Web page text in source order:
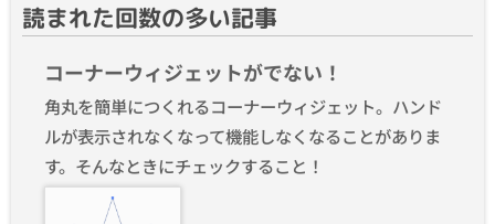
読まれた回数の多い記事
コーナーウィジェットがでない！
角丸を簡単につくれるコーナーウィジェット。ハンド
ルが表示されなくなって機能しなくなることがありま
す。そんなときにチェックすること！